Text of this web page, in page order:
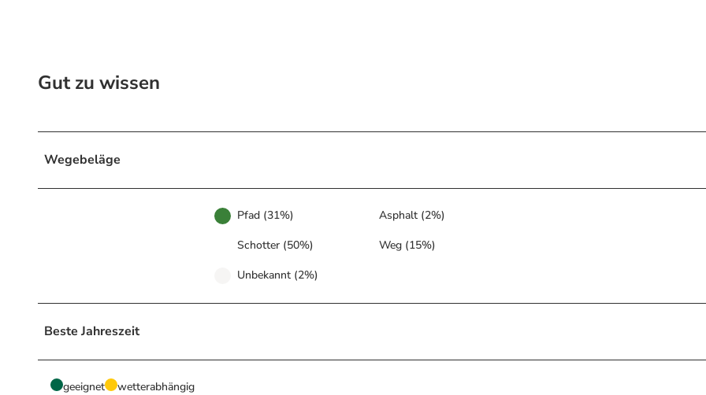
Gut zu wissen
Wegebeläge
Pfad (31%) Asphalt (2%)
Schotter (50%) Weg (15%)
Unbekannt (2%)
Beste Jahreszeit
geeignet wetterabhängig